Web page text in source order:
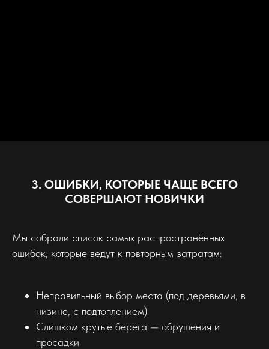
3. ОШИБКИ, КОТОРЫЕ ЧАЩЕ ВСЕГО
СОВЕРШАЮТ НОВИЧКИ
Мы собрали список самых распространённых
ошибок, которые ведут к повторным затратам:
Неправильный выбор места (под деревьями, в
низине, с подтоплением)
Слишком крутые берега — обрушения и
просадки